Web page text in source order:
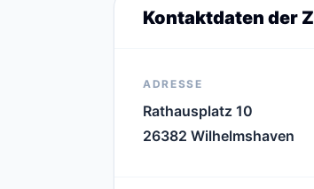
Kontaktdaten der
ADRESSE
Rathausplatz 10
26382 Wilhelmshaven